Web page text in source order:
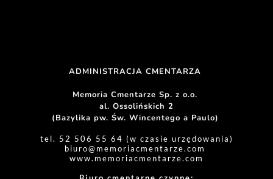
ADMINISTRACJA CMENTARZA
Memoria Cmentarze Sp. z o.o.
al. Ossolińskich 2
(Bazylika pw. Św. Wincentego a Paulo)
tel. 52 506 55 64 (w czasie urzędowania)
biuro@memoriacmentarze.com
www.memoriacmentarze.com